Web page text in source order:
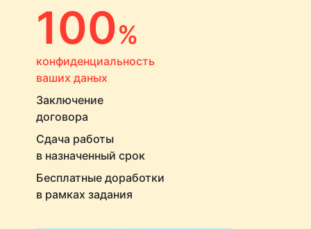
100%
конфиденциальность
ваших даных
Заключение
договора
Сдача работы
в назначенный срок
Бесплатные доработки
в рамках задания